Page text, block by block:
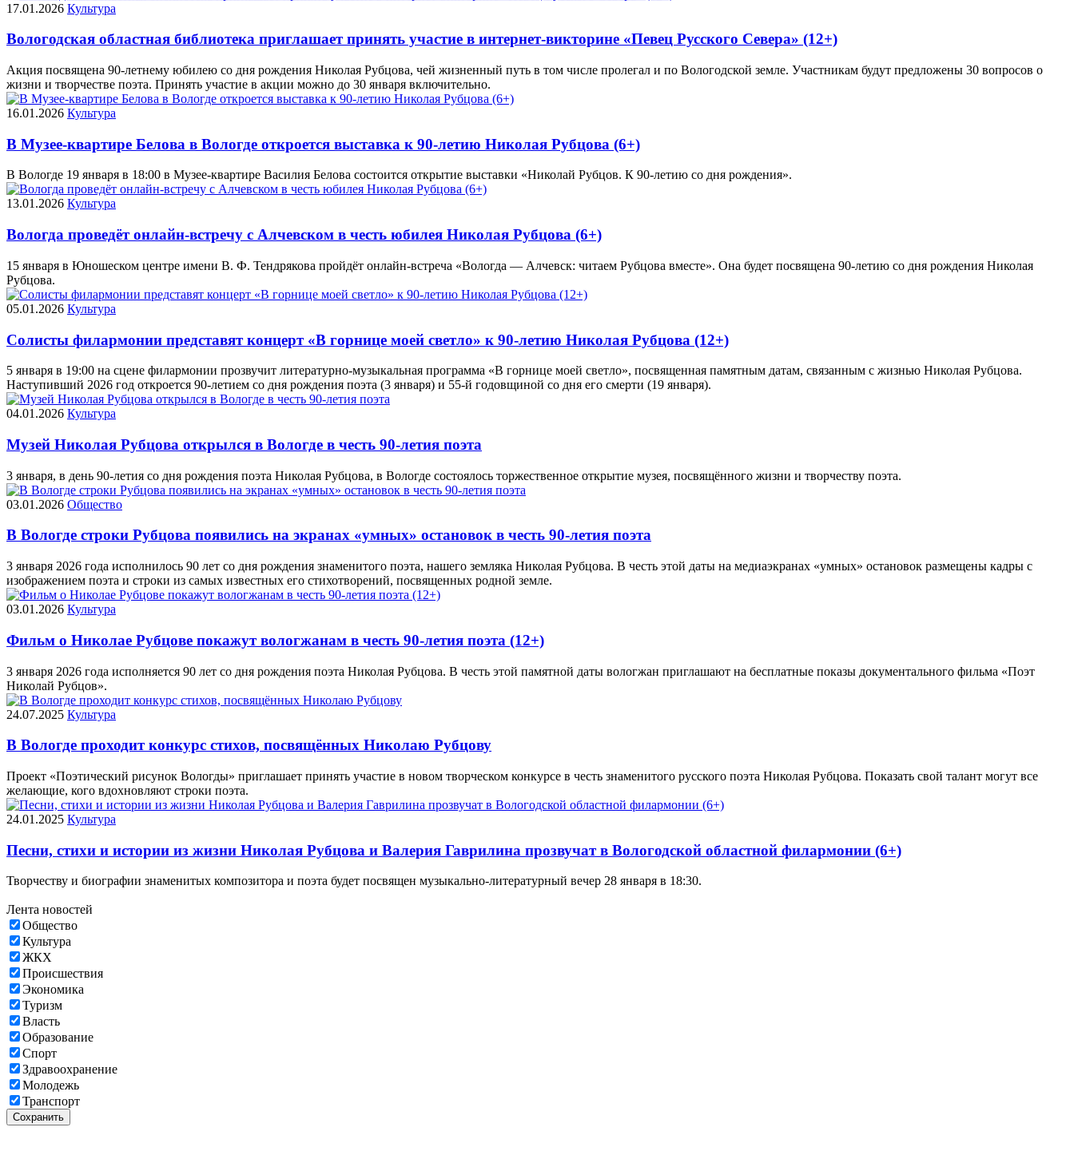
17.01.2026 Культура
Вологодская областная библиотека приглашает принять участие в интернет-викторине «Певец Русского Севера» (12+)
Акция посвящена 90-летнему юбилею со дня рождения Николая Рубцова, чей жизненный путь в том числе пролегал и по Вологодской земле. Участникам будут предложены 30 вопросов о
жизни и творчестве поэта. Принять участие в акции можно до 30 января включительно.
16.01.2026 Культура
В Музее-квартире Белова в Вологде откроется выставка к 90-летию Николая Рубцова (6+)
В Вологде 19 января в 18:00 в Музее-квартире Василия Белова состоится открытие выставки «Николай Рубцов. К 90-летию со дня рождения».
13.01.2026 Культура
Вологда проведёт онлайн-встречу с Алчевском в честь юбилея Николая Рубцова (6+)
15 января в Юношеском центре имени В. Ф. Тендрякова пройдёт онлайн-встреча «Вологда — Алчевск: читаем Рубцова вместе». Она будет посвящена 90-летию со дня рождения Николая
Рубцова.
05.01.2026 Культура
Солисты филармонии представят концерт «В горнице моей светло» к 90-летию Николая Рубцова (12+)
5 января в 19:00 на сцене филармонии прозвучит литературно-музыкальная программа «В горнице моей светло», посвященная памятным датам, связанным с жизнью Николая Рубцова.
Наступивший 2026 год откроется 90-летием со дня рождения поэта (3 января) и 55-й годовщиной со дня его смерти (19 января).
04.01.2026 Культура
Музей Николая Рубцова открылся в Вологде в честь 90-летия поэта
3 января, в день 90-летия со дня рождения поэта Николая Рубцова, в Вологде состоялось торжественное открытие музея, посвящённого жизни и творчеству поэта.
03.01.2026 Общество
В Вологде строки Рубцова появились на экранах «умных» остановок в честь 90-летия поэта
3 января 2026 года исполнилось 90 лет со дня рождения знаменитого поэта, нашего земляка Николая Рубцова. В честь этой даты на медиаэкранах «умных» остановок размещены кадры с
изображением поэта и строки из самых известных его стихотворений, посвященных родной земле.
03.01.2026 Культура
Фильм о Николае Рубцове покажут вологжанам в честь 90-летия поэта (12+)
3 января 2026 года исполняется 90 лет со дня рождения поэта Николая Рубцова. В честь этой памятной даты вологжан приглашают на бесплатные показы документального фильма «Поэт
Николай Рубцов».
24.07.2025 Культура
В Вологде проходит конкурс стихов, посвящённых Николаю Рубцову
Проект «Поэтический рисунок Вологды» приглашает принять участие в новом творческом конкурсе в честь знаменитого русского поэта Николая Рубцова. Показать свой талант могут все
желающие, кого вдохновляют строки поэта.
24.01.2025 Культура
Песни, стихи и истории из жизни Николая Рубцова и Валерия Гаврилина прозвучат в Вологодской областной филармонии (6+)
Творчеству и биографии знаменитых композитора и поэта будет посвящен музыкально-литературный вечер 28 января в 18:30.
Лента новостей
Общество
Культура
ЖКХ
Происшествия
Экономика
Туризм
Власть
Образование
Спорт
Здравоохранение
Молодежь
Транспорт
Сохранить